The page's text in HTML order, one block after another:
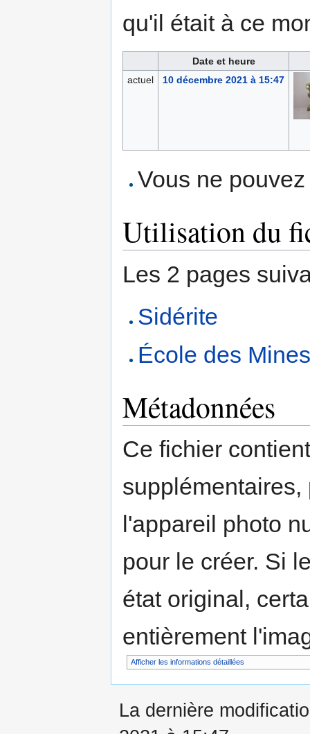
qu'il était à ce
Date et heure
actuel
10 décembre 2021 à 15:47
Vous ne
Utilisation du
Les 2 pages
Sidérite
École des
Métadonnées
Ce fichier
l'appareil photo
pour le créer. Si
état original,
entièrement
Afficher les informations détaillées
La dernière